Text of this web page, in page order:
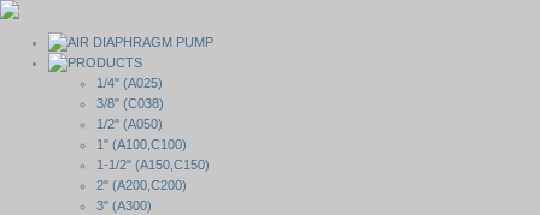
1/4" (A025)
3/8" (C038)
1/2" (A050)
1" (A100,C100)
1-1/2" (A150,C150)
2" (A200,C200)
3" (A300)